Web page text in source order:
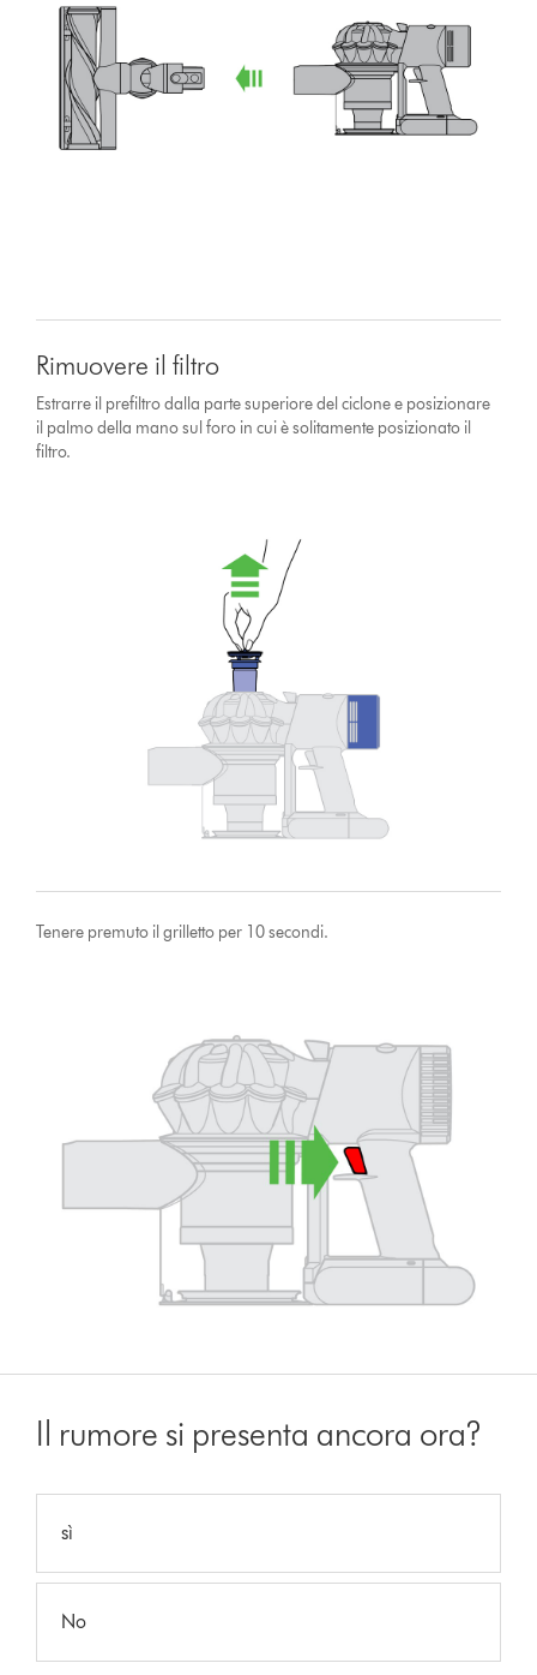
Rimuovere il filtro
Estrarre il prefiltro dalla parte superiore del ciclone e posizionare
il palmo della mano sul foro in cui è solitamente posizionato il
filtro.
Tenere premuto il grilletto per 10 secondi.
Il rumore si presenta ancora ora?
sì
No